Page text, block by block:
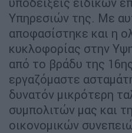
Υπηρεσιών της. Με
αποφασίστηκε και η
κυκλοφορίας στην
από το βράδυ της
εργαζόμαστε
δυνατόν μικρότερη
συμπολιτών μας και
οικονομικών